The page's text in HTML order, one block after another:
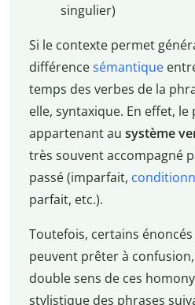
singulier)
Si le contexte permet
différencesémantique
temps des verbes de la
elle, syntaxique. En effet, le
appartenant au système
très souvent accompagné
passé (imparfait,
parfait, etc.).
Toutefois, certains
peuvent prêter à
double sens de ces
stylistique des phrases